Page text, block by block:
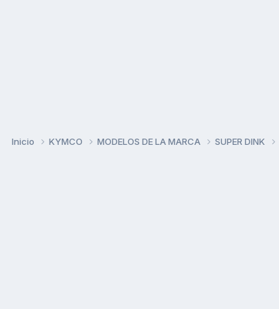
Inicio KYMCO MODELOS DE LA MARCA SUPER DINK